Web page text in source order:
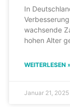
In
wachsende
hohen Alter
WEITERLESEN
Januar 21, 2025